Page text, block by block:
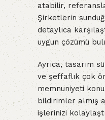
atabilir,
Şirketlerin
detaylıca
uygun çözümü
Ayrıca, tasarım
ve şeffaflık çok
memnuniyeti
bildirimler almış
işlerinizi